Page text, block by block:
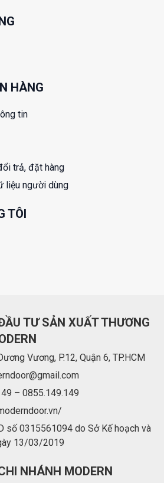
HÀNG
tin
trả, đặt hàng
liệu người dùng
TÔI
TƯ SẢN XUẤT THƯƠNG
Vương, P.12, Quận 6, TP.HCM
– 0855.149.149
số 0315561094 do Sở Kế hoạch và
13/03/2019
NHÁNH MODERN